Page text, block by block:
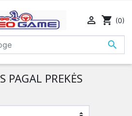

 shopping_cart (0)
PAGAL PREKĖS